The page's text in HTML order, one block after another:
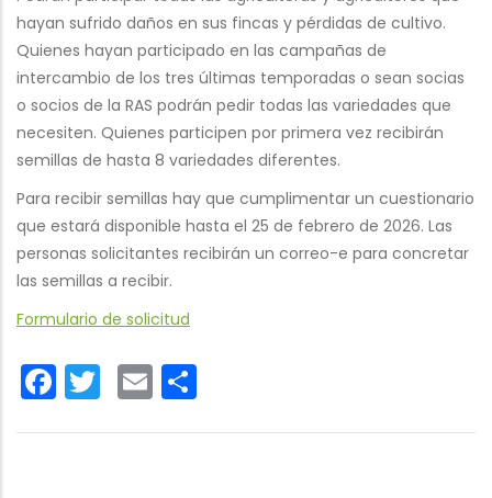
hayan sufrido daños en sus fincas y pérdidas de cultivo.
Quienes hayan participado en las campañas de
intercambio de los tres últimas temporadas o sean socias
o socios de la RAS podrán pedir todas las variedades que
necesiten. Quienes participen por primera vez recibirán
semillas de hasta 8 variedades diferentes.
Para recibir semillas hay que cumplimentar un cuestionario
que estará disponible hasta el 25 de febrero de 2026. Las
personas solicitantes recibirán un correo-e para concretar
las semillas a recibir.
Formulario de solicitud
Facebook
Twitter
Email